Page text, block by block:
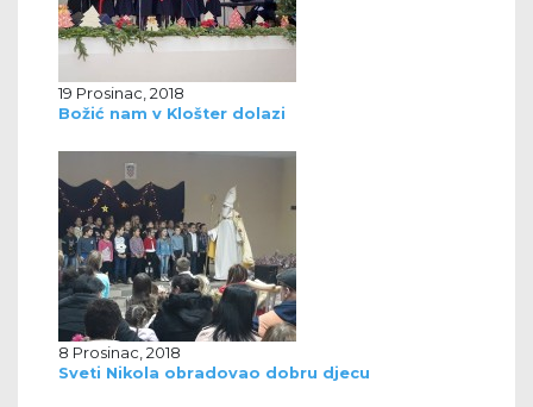
19 Prosinac, 2018
Božić nam v Klošter dolazi
8 Prosinac, 2018
Sveti Nikola obradovao dobru djecu